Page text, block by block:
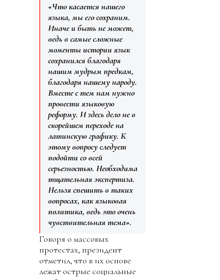
«Что касается нашего
языка, мы его сохраним.
Иначе и быть не может,
ведь в самые сложные
моменты истории язык
сохранился благодаря
нашим мудрым предкам,
благодаря нашему народу.
Вместе с тем нам нужно
провести языковую
реформу. И здесь дело не в
скорейшем переходе на
латинскую графику. К
этому вопросу следует
подойти со всей
серьезностью. Необходима
тщательная экспертиза.
Нельзя спешить в таких
вопросах, как языковая
политика, ведь это очень
чувствительная тема».
Говоря о массовых
протестах, президент
отметил, что в их основе
лежат острые социальные